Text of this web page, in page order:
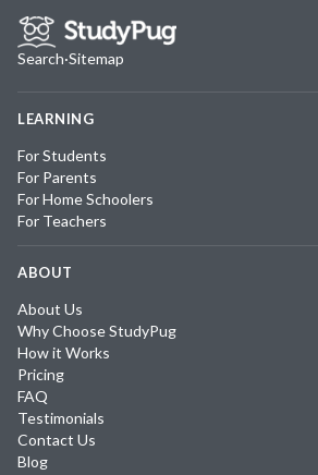
Search·Sitemap
LEARNING
For Students
For Parents
For Home Schoolers
For Teachers
ABOUT
About Us
Why Choose StudyPug
How it Works
Pricing
FAQ
Testimonials
Contact Us
Blog